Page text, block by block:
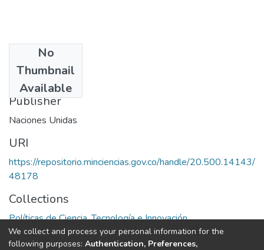
No
Thumbnail
Available
1970
Publisher
Naciones Unidas
URI
https://repositorio.minciencias.gov.co/handle/20.500.14143/
48178
Collections
Políticas de Ciencia, Tecnología e Innovación
Full item page
We collect and process your personal information for the
following purposes: Authentication, Preferences,